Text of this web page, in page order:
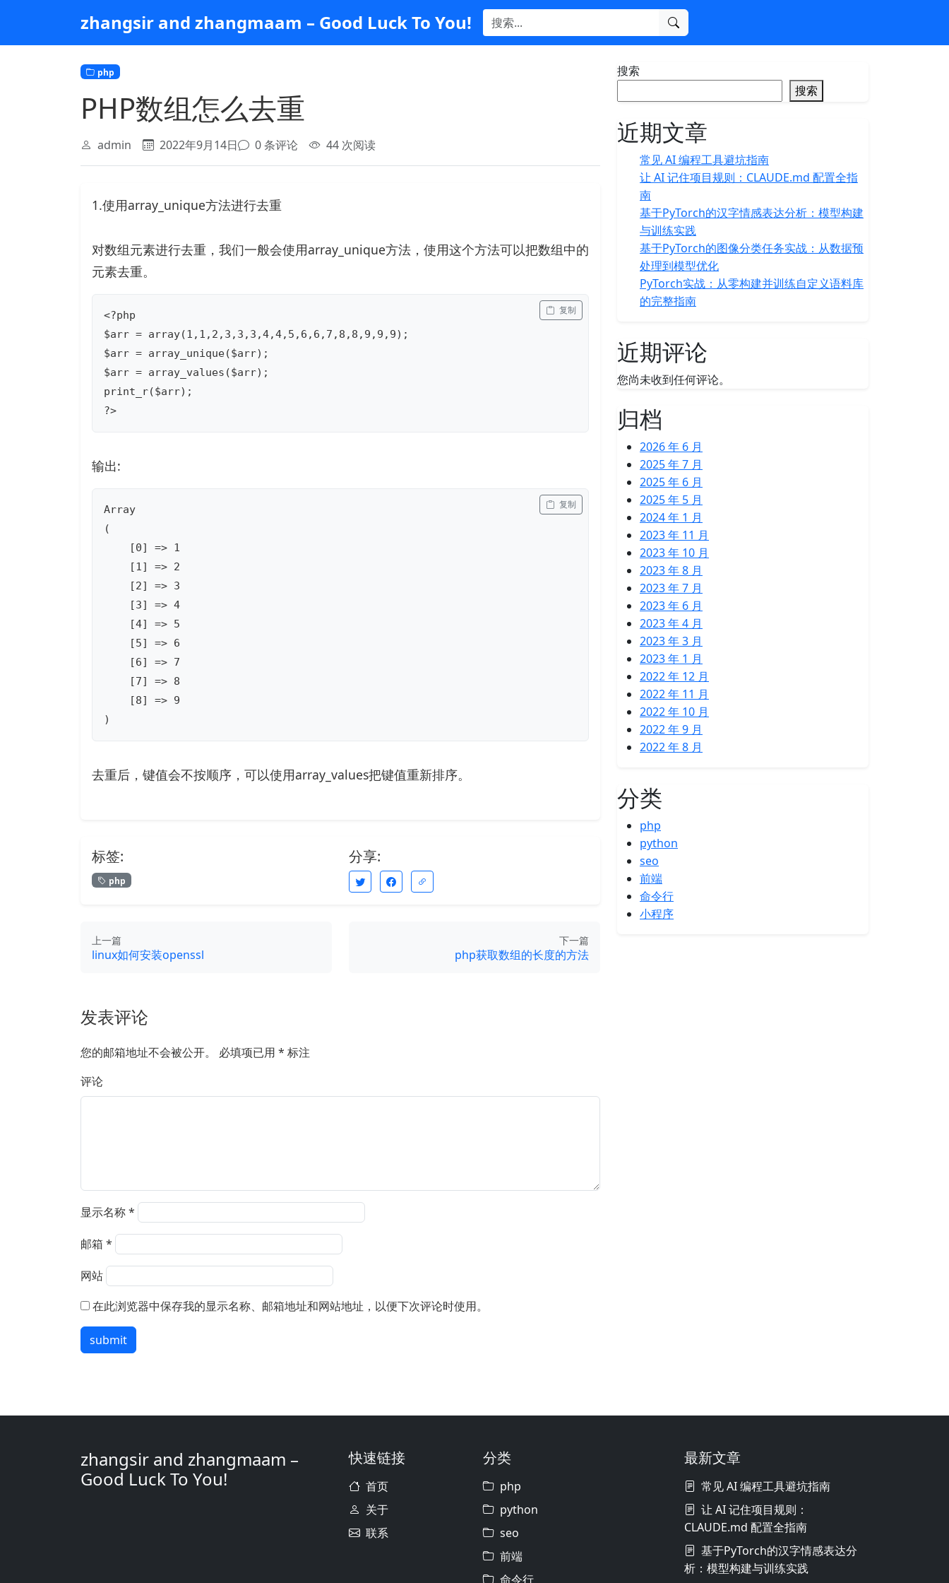
主
zhangsir and zhangmaam – Good Luck To You!
搜索
php
PHP数组怎么去重
admin 2022年9月14日 0 条评论 44 次阅读
1.使用array_unique方法进行去重
对数组元素进行去重，我们一般会使用array_unique方法，使用这个方法可以把数组中的
元素去重。
<?php
$arr = array(1,1,2,3,3,3,4,4,5,6,6,7,8,8,9,9,9);
$arr = array_unique($arr);
$arr = array_values($arr);
print_r($arr);
?>
复制
输出:
Array
(
[0] => 1
[1] => 2
[2] => 3
[3] => 4
[4] => 5
[5] => 6
[6] => 7
[7] => 8
[8] => 9
)
复制
去重后，键值会不按顺序，可以使用array_values把键值重新排序。
标签:
php
分享:
上一篇
linux如何安装openssl
下一篇
php获取数组的长度的方法
发表评论
您的邮箱地址不会被公开。 必填项已用 * 标注
评论
显示名称*
邮箱 *
网站
在此浏览器中保存我的显示名称、邮箱地址和网站地址，以便下次评论时使用。
submit
搜索
搜索
近期文章
常见 AI 编程工具避坑指南
让 AI 记住项目规则：CLAUDE.md 配置全指
南
基于PyTorch的汉字情感表达分析：模型构建
与训练实践
基于PyTorch的图像分类任务实战：从数据预
处理到模型优化
PyTorch实战：从零构建并训练自定义语料库
的完整指南
近期评论
您尚未收到任何评论。
归档
2026 年 6 月
2025 年 7 月
2025 年 6 月
2025 年 5 月
2024 年 1 月
2023 年 11 月
2023 年 10 月
2023 年 8 月
2023 年 7 月
2023 年 6 月
2023 年 4 月
2023 年 3 月
2023 年 1 月
2022 年 12 月
2022 年 11 月
2022 年 10 月
2022 年 9 月
2022 年 8 月
分类
php
python
seo
前端
命令行
小程序
zhangsir and zhangmaam –
Good Luck To You!
快速链接
首页
关于
联系
分类
php
python
seo
前端
命令行
最新文章
常见 AI 编程工具避坑指南
让 AI 记住项目规则：
CLAUDE.md 配置全指南
基于PyTorch的汉字情感表达分
析：模型构建与训练实践